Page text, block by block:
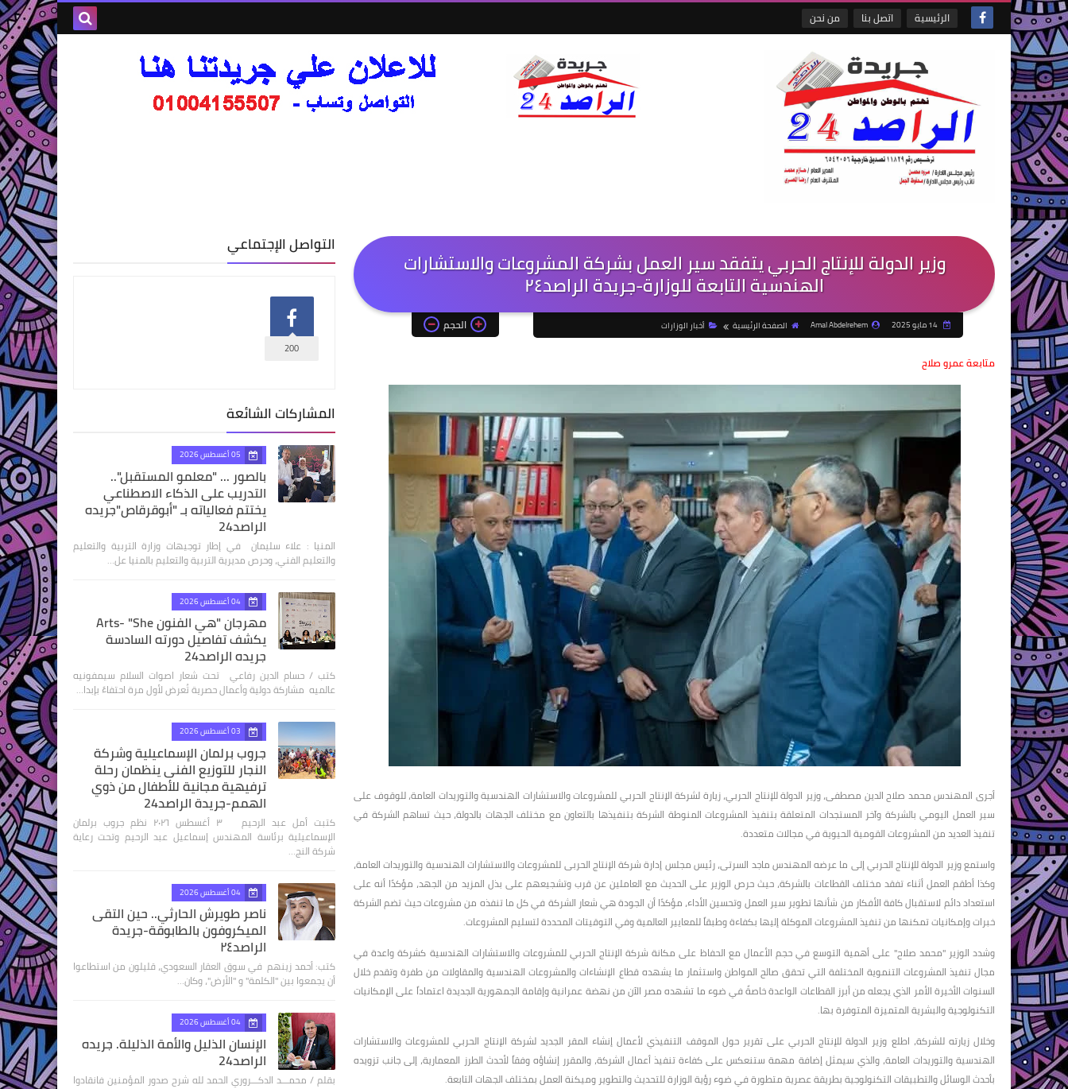
الرئيسية اتصل بنا من نحن
وزير الدولة للإنتاج الحربي يتفقد سير العمل بشركة المشروعات والاستشارات
الهندسية التابعة للوزارة-جريدة الراصد٢٤
14 مايو 2025 Amal Abdelrehem الصفحة الرئيسية أخبار الوزارات الحجم
متابعة عمرو صلاح
أجرى المهندس محمد صلاح الدين مصطفى، وزير الدولة للإنتاج الحربي، زيارة لشركة الإنتاج الحربي للمشروعات والاستشارات الهندسية والتوريدات العامة، للوقوف على
سير العمل اليومي بالشركة وآخر المستجدات المتعلقة بتنفيذ المشروعات المنوطة الشركة بتنفيذها بالتعاون مع مختلف الجهات بالدولة، حيث تساهم الشركة في
تنفيذ العديد من المشروعات القومية الحيوية في مجالات متعددة.
واستمع وزير الدولة للإنتاج الحربي إلى ما عرضه المهندس ماجد السرتى، رئيس مجلس إدارة شركة الإنتاج الحربى للمشروعات والاستشارات الهندسية والتوريدات العامة،
وكذا أطقم العمل أثناء تفقد مختلف القطاعات بالشركة، حيث حرص الوزير على الحديث مع العاملين عن قرب وتشجيعهم على بذل المزيد من الجهد، مؤكدًا أنه على
استعداد دائم لاستقبال كافة الأفكار من شأنها تطوير سير العمل وتحسين الأداء، مؤكدًا أن الجودة هي شعار الشركة في كل ما تنفذه من مشروعات حيث تضم الشركة
خبرات وإمكانيات تمكنها من تنفيذ المشروعات الموكلة إليها بكفاءة وطبقاً للمعايير العالمية وفي التوقيتات المحددة لتسليم المشروعات.
وشدد الوزير "محمد صلاح" على أهمية التوسع في حجم الأعمال مع الحفاظ على مكانة شركة الإنتاج الحربي للمشروعات والاستشارات الهندسية كشركة واعدة في
مجال تنفيذ المشروعات التنموية المختلفة التي تحقق صالح المواطن واستثمار ما يشهده قطاع الإنشاءات والمشروعات الهندسية والمقاولات من طفرة وتقدم خلال
السنوات الأخيرة الأمر الذي يجعله من أبرز القطاعات الواعدة خاصةً في ضوء ما تشهده مصر الآن من نهضة عمرانية وإقامة الجمهورية الجديدة اعتماداً على الإمكانيات
التكنولوجية والبشرية المتميزة المتوفرة بها.
وخلال زيارته للشركة، اطلع وزير الدولة للإنتاج الحربي على تقرير حول الموقف التنفيذي لأعمال إنشاء المقر الجديد لشركة الإنتاج الحربي للمشروعات والاستشارات
الهندسية والتوريدات العامة، والذي سيمثل إضافة مهمة ستنعكس على كفاءة تنفيذ أعمال الشركة، والمقرر إنشاؤه وفقاً لأحدث الطرز المعمارية، إلى جانب تزويده
بأحدث الوسائل والتطبيقات التكنولوجية بطريقة عصرية متطورة في ضوء رؤية الوزارة للتحديث والتطوير وميكنة العمل بمختلف الجهات التابعة.
التواصل الإجتماعي
200
المشاركات الشائعة
05 أغسطس 2026
بالصور ... "معلمو المستقبل"..
التدريب على الذكاء الاصطناعي
يختتم فعالياته بـ "أبوقرقاص"جريده
الراصد24
المنيا : علاء سليمان في إطار توجيهات وزارة التربية والتعليم
والتعليم الفني، وحرص مديرية التربية والتعليم بالمنيا عل…
04 أغسطس 2026
مهرجان "هي الفنون Arts- "She
يكشف تفاصيل دورته السادسة
جريده الراصد24
كتب / حسام الدين رفاعي تحت شعار اصوات السلام سيمفونيه
عالميه مشاركة دولية وأعمال حصرية تُعرض لأول مرة احتفاءً بإبدا…
03 أغسطس 2026
جروب برلمان الإسماعيلية وشركة
النجار للتوزيع الفنى ينظمان رحلة
ترفيهية مجانية للأطفال من ذوي
الهمم-جريدة الراصد24
كتبت أمل عبد الرحيم ٣ أغسطس ٢٠٢٦ نظم جروب برلمان
الإسماعيلية برئاسة المهندس إسماعيل عبد الرحيم وتحت رعاية
شركة النج…
04 أغسطس 2026
ناصر طويرش الحارثي.. حين التقى
الميكروفون بالطابوقة-جريدة
الراصد٢٤
كتب: أحمد زينهم في سوق العقار السعودي، قليلون من استطاعوا
أن يجمعوا بين "الكلمة" و "الأرض"، وكان…
04 أغسطس 2026
الإنسان الذليل والأمة الذليلة. جريده
الراصد24
بقلم / محمـــد الدكـــروري الحمد لله شرح صدور المؤمنين فانقادوا